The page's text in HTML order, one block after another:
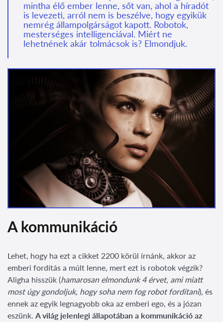
mintha élő ember lenne, sőt van, ahol a híradót
is levezeti, arról nem is beszélve, hogy egyikük
nemrég állampolgárságot kapott. Robotok,
mesterséges intelligenciával. Miért ne
lehetnének akár tolmácsok is? Elmondjuk.
A kommunikáció
Lehet, hogy ha ezt a cikket 2200 körül írnánk, akkor az
emberi fordítás a múlt lenne, mert ezt is robotok végzik?
Aligha hisszük (hamarosan elmondunk 4 érvet, ami miatt
most úgy gondoljuk, hogy soha nem fog robot fordítani), és
ennek az egyik legnagyobb oka az emberi ego, és a józan
eszünk. A világ jelenlegi állapotában a kommunikáció az